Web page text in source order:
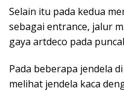
Selain itu pada kedua
sebagai entrance, jalur
gaya artdeco pada
Pada beberapa jendela
melihat jendela kaca